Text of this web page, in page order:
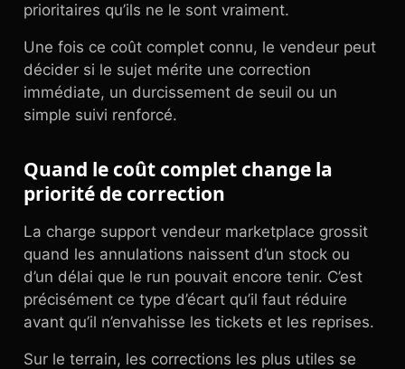
prioritaires qu’ils ne le sont vraiment.
Une fois ce coût complet connu, le vendeur peut
décider si le sujet mérite une correction
immédiate, un durcissement de seuil ou un
simple suivi renforcé.
Quand le coût complet change la
priorité de correction
La charge support vendeur marketplace grossit
quand les annulations naissent d’un stock ou
d’un délai que le run pouvait encore tenir. C’est
précisément ce type d’écart qu’il faut réduire
avant qu’il n’envahisse les tickets et les reprises.
Sur le terrain, les corrections les plus utiles se